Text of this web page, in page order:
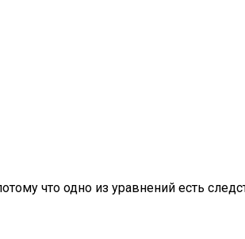
что одно из уравнений есть